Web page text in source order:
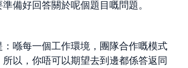
備好回答關於呢個題目嘅問題。
喺每一個工作環境，團隊合作嘅模式
以，你唔可以期望去到邊都係答返同